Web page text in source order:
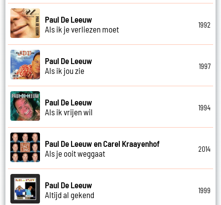
Paul De Leeuw
Als ik je verliezen moet
1992
Paul De Leeuw
Als ik jou zie
1997
Paul De Leeuw
Als ik vrijen wil
1994
Paul De Leeuw en Carel Kraayenhof
Als je ooit weggaat
2014
Paul De Leeuw
Altijd al gekend
1999